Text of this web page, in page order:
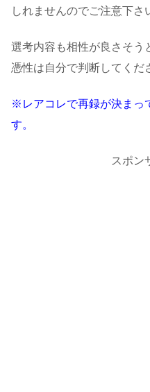
しれませんのでご注意下さ
選考内容も相性が良さそう
憑性は自分で判断してくだ
※レアコレで再録が決まっ
す。
スポン